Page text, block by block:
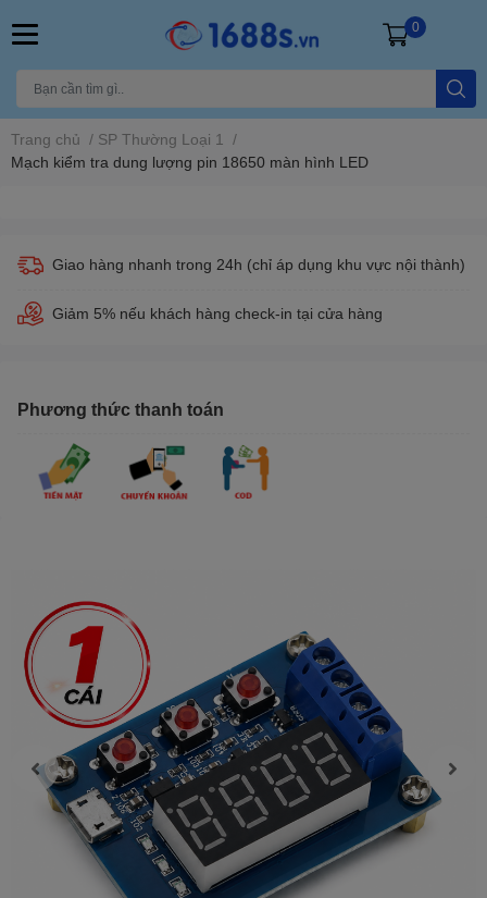
0
Trang chủ / SP Thường Loại 1
/
Mạch kiểm tra dung lượng pin 18650 màn hình LED
Giao hàng nhanh trong 24h (chỉ áp dụng khu vực nội thành)
Giảm 5% nếu khách hàng check-in tại cửa hàng
Phương thức thanh toán